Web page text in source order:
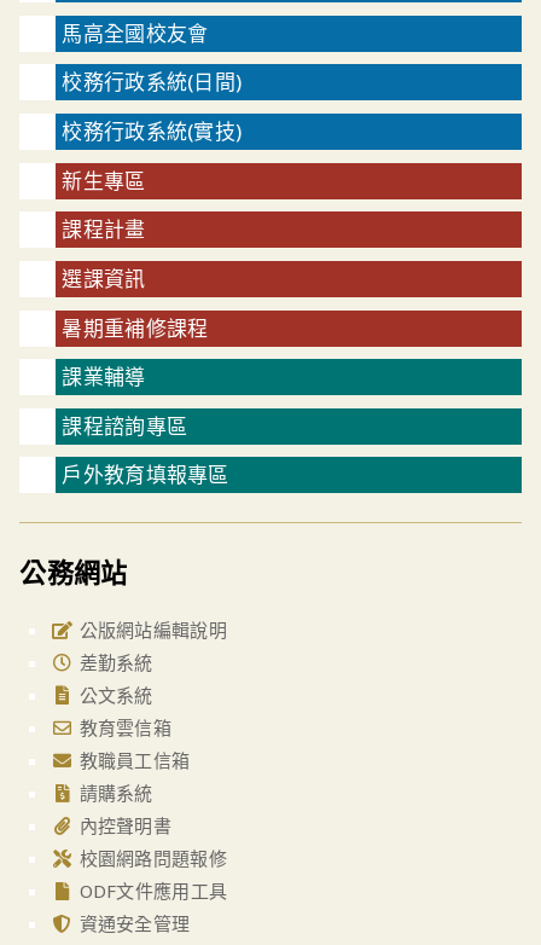
馬高全國校友會
校務行政系統(日間)
校務行政系統(實技)
新生專區
課程計畫
選課資訊
暑期重補修課程
課業輔導
課程諮詢專區
戶外教育填報專區
公務網站
公版網站編輯說明
差勤系統
公文系統
教育雲信箱
教職員工信箱
請購系統
內控聲明書
校園網路問題報修
ODF文件應用工具
資通安全管理